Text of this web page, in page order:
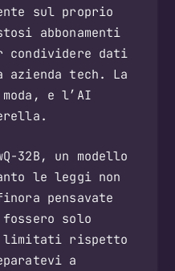
sul proprio
abbonamenti
condividere dati
azienda tech. La
e l’AI
32B, un modello
le leggi non
pensavate
solo
limitati rispetto
a